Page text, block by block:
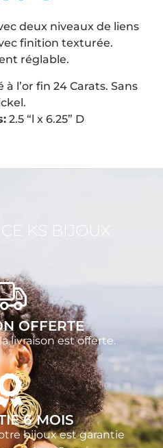
deux niveaux de liens
finition texturée.
réglable.
l’or fin 24 Carats. Sans
2.5 “l x 6.25” D
KS BIJOUX
OFFERTE
livraison est offerte.
6 MOIS
bijoux est garantie